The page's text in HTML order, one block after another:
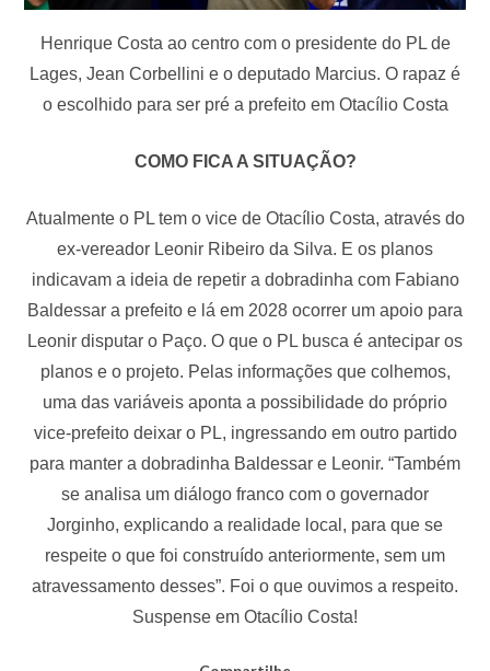
Henrique Costa ao centro com o presidente do PL de
Lages, Jean Corbellini e o deputado Marcius. O rapaz é
o escolhido para ser pré a prefeito em Otacílio Costa
COMO FICA A SITUAÇÃO?
Atualmente o PL tem o vice de Otacílio Costa, através do
ex-vereador Leonir Ribeiro da Silva. E os planos
indicavam a ideia de repetir a dobradinha com Fabiano
Baldessar a prefeito e lá em 2028 ocorrer um apoio para
Leonir disputar o Paço. O que o PL busca é antecipar os
planos e o projeto. Pelas informações que colhemos,
uma das variáveis aponta a possibilidade do próprio
vice-prefeito deixar o PL, ingressando em outro partido
para manter a dobradinha Baldessar e Leonir. “Também
se analisa um diálogo franco com o governador
Jorginho, explicando a realidade local, para que se
respeite o que foi construído anteriormente, sem um
atravessamento desses”. Foi o que ouvimos a respeito.
Suspense em Otacílio Costa!